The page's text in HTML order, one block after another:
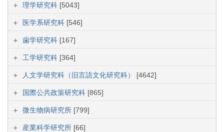
理学研究科 [5043]
医学系研究科 [546]
歯学研究科 [167]
工学研究科 [364]
人文学研究科（旧言語文化研究科） [4642]
国際公共政策研究科 [865]
微生物病研究所 [799]
産業科学研究所 [66]